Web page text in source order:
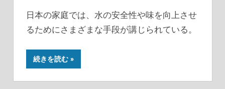
日本の家庭では、水の安全性や味を向上させ
るためにさまざまな手段が講じられている。
続きを読む